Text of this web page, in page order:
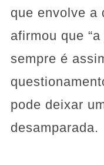
que envolve a
afirmou que
sempre é
pode deixar
desamparada.